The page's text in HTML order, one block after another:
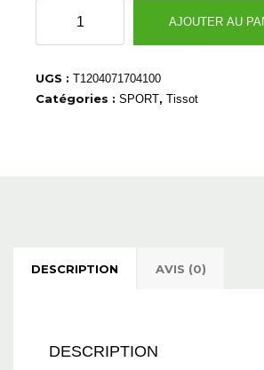
T1204071704100
AJOUTER AU
UGS : T1204071704100
Catégories : SPORT, Tissot
DESCRIPTION AVIS (0)
DESCRIPTION